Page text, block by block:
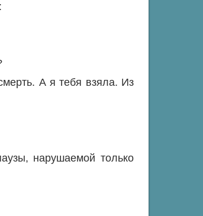
А я тебя взяла. Из
нарушаемой только